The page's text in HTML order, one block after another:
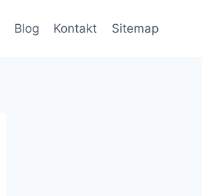
Blog Kontakt Sitemap